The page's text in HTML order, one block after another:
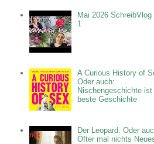
Mai 2026 SchreibVlog
1
A Curious History of
Oder auch:
Nischengeschichte ist
beste Geschichte
Der Leopard. Oder
Öfter mal nichts